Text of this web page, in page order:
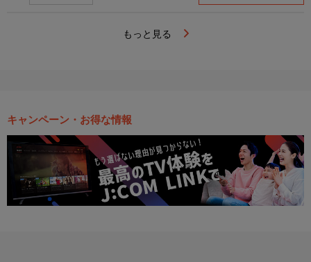
もっと見る
キャンペーン・お得な情報